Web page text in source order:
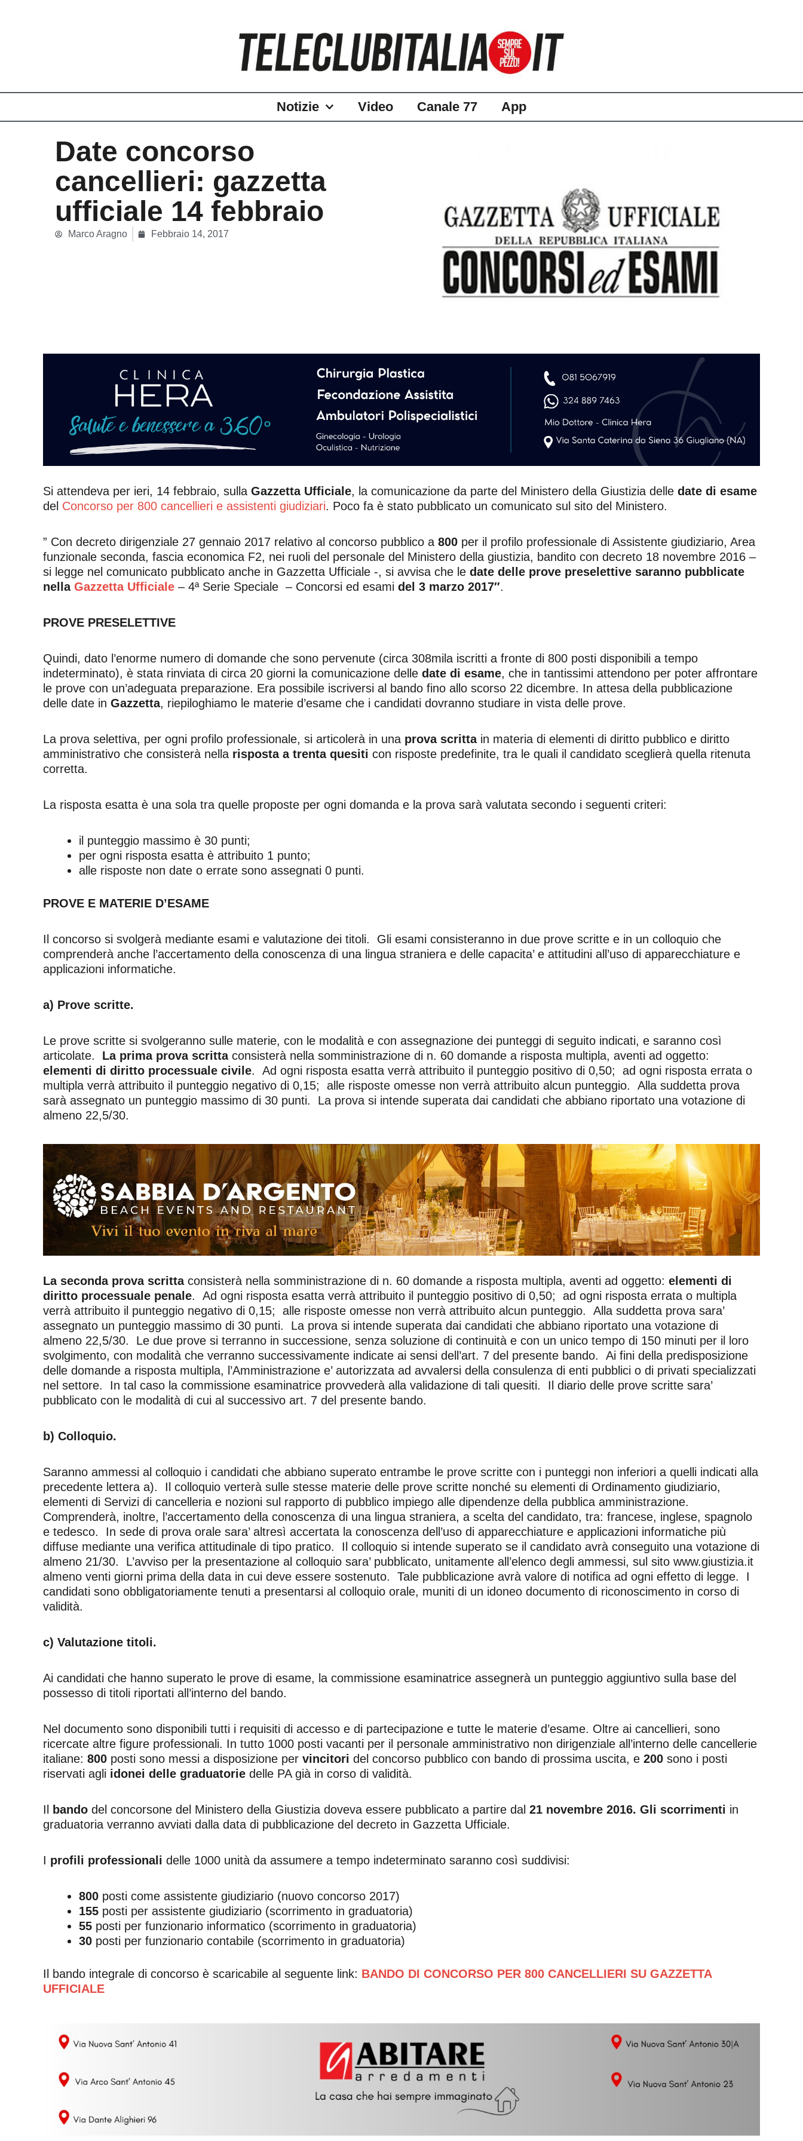
Notizie Video Canale 77 App
Date concorso
cancellieri: gazzetta
ufficiale 14 febbraio
Marco Aragno Febbraio 14, 2017
Si attendeva per ieri, 14 febbraio, sulla Gazzetta Ufficiale, la comunicazione da parte del Ministero della Giustizia delle date di esame
del Concorso per 800 cancellieri e assistenti giudiziari. Poco fa è stato pubblicato un comunicato sul sito del Ministero.
” Con decreto dirigenziale 27 gennaio 2017 relativo al concorso pubblico a 800 per il profilo professionale di Assistente giudiziario, Area
funzionale seconda, fascia economica F2, nei ruoli del personale del Ministero della giustizia, bandito con decreto 18 novembre 2016 –
si legge nel comunicato pubblicato anche in Gazzetta Ufficiale -, si avvisa che le date delle prove preselettive saranno pubblicate
nella Gazzetta Ufficiale – 4ª Serie Speciale – Concorsi ed esami del 3 marzo 2017″.
PROVE PRESELETTIVE
Quindi, dato l’enorme numero di domande che sono pervenute (circa 308mila iscritti a fronte di 800 posti disponibili a tempo
indeterminato), è stata rinviata di circa 20 giorni la comunicazione delle date di esame, che in tantissimi attendono per poter affrontare
le prove con un’adeguata preparazione. Era possibile iscriversi al bando fino allo scorso 22 dicembre. In attesa della pubblicazione
delle date in Gazzetta, riepiloghiamo le materie d’esame che i candidati dovranno studiare in vista delle prove.
La prova selettiva, per ogni profilo professionale, si articolerà in una prova scrittain materia di elementi di diritto pubblico e diritto
amministrativo che consisterà nella risposta a trenta quesiti con risposte predefinite, tra le quali il candidato sceglierà quella ritenuta
corretta.
La risposta esatta è una sola tra quelle proposte per ogni domanda e la prova sarà valutata secondo i seguenti criteri:
il punteggio massimo è 30 punti;
per ogni risposta esatta è attribuito 1 punto;
alle risposte non date o errate sono assegnati 0 punti.
PROVE E MATERIE D’ESAME
Il concorso si svolgerà mediante esami e valutazione dei titoli. Gli esami consisteranno in due prove scritte e in un colloquio che
comprenderà anche l’accertamento della conoscenza di una lingua straniera e delle capacita’ e attitudini all’uso di apparecchiature e
applicazioni informatiche.
a) Prove scritte.
Le prove scritte si svolgeranno sulle materie, con le modalità e con assegnazione dei punteggi di seguito indicati, e saranno così
articolate. La prima prova scrittaconsisterà nella somministrazione di n. 60 domande a risposta multipla, aventi ad oggetto:
elementi di diritto processuale civile. Ad ogni risposta esatta verrà attribuito il punteggio positivo di 0,50; ad ogni risposta errata o
multipla verrà attribuito il punteggio negativo di 0,15; alle risposte omesse non verrà attribuito alcun punteggio. Alla suddetta prova
sarà assegnato un punteggio massimo di 30 punti. La prova si intende superata dai candidati che abbiano riportato una votazione di
almeno 22,5/30.
La seconda prova scrittaconsisterà nella somministrazione di n. 60 domande a risposta multipla, aventi ad oggetto: elementi di
diritto processuale penale. Ad ogni risposta esatta verrà attribuito il punteggio positivo di 0,50; ad ogni risposta errata o multipla
verrà attribuito il punteggio negativo di 0,15; alle risposte omesse non verrà attribuito alcun punteggio. Alla suddetta prova sara’
assegnato un punteggio massimo di 30 punti. La prova si intende superata dai candidati che abbiano riportato una votazione di
almeno 22,5/30. Le due prove si terranno in successione, senza soluzione di continuità e con un unico tempo di 150 minuti per il loro
svolgimento, con modalità che verranno successivamente indicate ai sensi dell’art. 7 del presente bando. Ai fini della predisposizione
delle domande a risposta multipla, l’Amministrazione e’ autorizzata ad avvalersi della consulenza di enti pubblici o di privati specializzati
nel settore. In tal caso la commissione esaminatrice provvederà alla validazione di tali quesiti. Il diario delle prove scritte sara’
pubblicato con le modalità di cui al successivo art. 7 del presente bando.
b) Colloquio.
Saranno ammessi al colloquio i candidati che abbiano superato entrambe le prove scritte con i punteggi non inferiori a quelli indicati alla
precedente lettera a). Il colloquio verterà sulle stesse materie delle prove scritte nonché su elementi di Ordinamento giudiziario,
elementi di Servizi di cancelleria e nozioni sul rapporto di pubblico impiego alle dipendenze della pubblica amministrazione.
Comprenderà, inoltre, l’accertamento della conoscenza di una lingua straniera, a scelta del candidato, tra: francese, inglese, spagnolo
e tedesco. In sede di prova orale sara’ altresì accertata la conoscenza dell’uso di apparecchiature e applicazioni informatiche più
diffuse mediante una verifica attitudinale di tipo pratico. Il colloquio si intende superato se il candidato avrà conseguito una votazione di
almeno 21/30. L’avviso per la presentazione al colloquio sara’ pubblicato, unitamente all’elenco degli ammessi, sul sito www.giustizia.it
almeno venti giorni prima della data in cui deve essere sostenuto. Tale pubblicazione avrà valore di notifica ad ogni effetto di legge. I
candidati sono obbligatoriamente tenuti a presentarsi al colloquio orale, muniti di un idoneo documento di riconoscimento in corso di
validità.
c) Valutazione titoli.
Ai candidati che hanno superato le prove di esame, la commissione esaminatrice assegnerà un punteggio aggiuntivo sulla base del
possesso di titoli riportati all’interno del bando.
Nel documento sono disponibili tutti i requisiti di accesso e di partecipazione e tutte le materie d’esame. Oltre ai cancellieri, sono
ricercate altre figure professionali. In tutto 1000 posti vacanti per il personale amministrativo non dirigenziale all’interno delle cancellerie
italiane: 800 posti sono messi a disposizione per vincitori del concorso pubblico con bando di prossima uscita, e 200 sono i posti
riservati agli idonei delle graduatorie delle PA già in corso di validità.
Il bando del concorsone del Ministero della Giustizia doveva essere pubblicato a partire dal 21 novembre 2016. Gli scorrimenti in
graduatoria verranno avviati dalla data di pubblicazione del decreto in Gazzetta Ufficiale.
I profili professionali delle 1000 unità da assumere a tempo indeterminato saranno così suddivisi:
800 posti come assistente giudiziario (nuovo concorso 2017)
155 posti per assistente giudiziario (scorrimento in graduatoria)
55 posti per funzionario informatico (scorrimento in graduatoria)
30 posti per funzionario contabile (scorrimento in graduatoria)
Il bando integrale di concorso è scaricabile al seguente link: BANDO DI CONCORSO PER 800 CANCELLIERI SU GAZZETTA
UFFICIALE